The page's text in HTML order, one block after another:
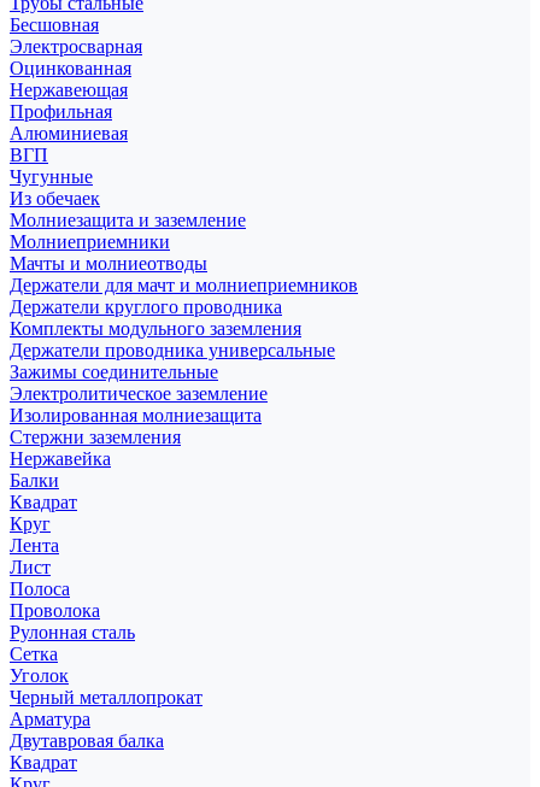
Бесшовная
Электросварная
Оцинкованная
Нержавеющая
Профильная
Алюминиевая
ВГП
Чугунные
Из обечаек
Молниезащита и заземление
Молниеприемники
Мачты и молниеотводы
Держатели для мачт и молниеприемников
Держатели круглого проводника
Комплекты модульного заземления
Держатели проводника универсальные
Зажимы соединительные
Электролитическое заземление
Изолированная молниезащита
Стержни заземления
Нержавейка
Балки
Квадрат
Круг
Лента
Лист
Полоса
Проволока
Рулонная сталь
Сетка
Уголок
Черный металлопрокат
Арматура
Двутавровая балка
Квадрат